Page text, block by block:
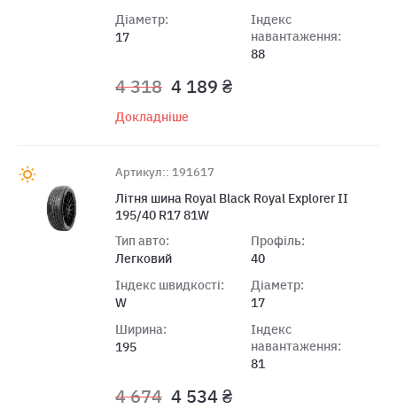
Діаметр:
17
Індекс
навантаження:
88
4 318 4 189 ₴
Докладніше
Артикул:: 191617
Лiтня шина Royal Black Royal Explorer II
195/40 R17 81W
Тип авто:
Легковий
Індекс швидкості:
W
Ширина:
195
Профіль:
40
Діаметр:
17
Індекс
навантаження:
81
4 674 4 534 ₴